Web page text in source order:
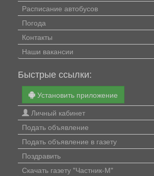
Расписание автобусов
Погода
Контакты
Наши вакансии
Быстрые ссылки:
Установить приложение
Личный кабинет
Подать объявление
Подать объявление в газету
Поздравить
Скачать газету "Частник-М"